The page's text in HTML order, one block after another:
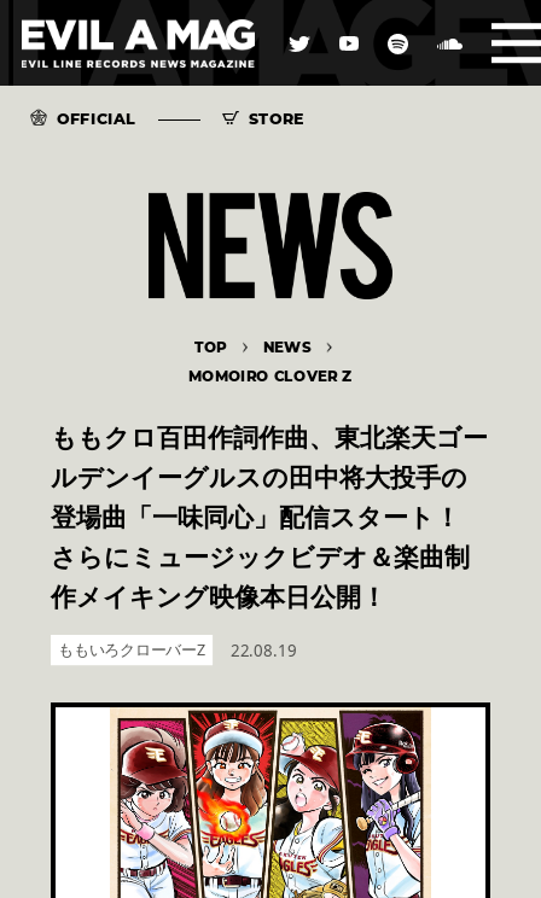
OFFICIAL STORE
TOP NEWS
MOMOIRO CLOVER Z
ももクロ百田作詞作曲、東北楽天ゴー
ルデンイーグルスの田中将大投手の
登場曲「一味同心」配信スタート！
さらにミュージックビデオ＆楽曲制
作メイキング映像本日公開！
ももいろクローバーZ 22.08.19